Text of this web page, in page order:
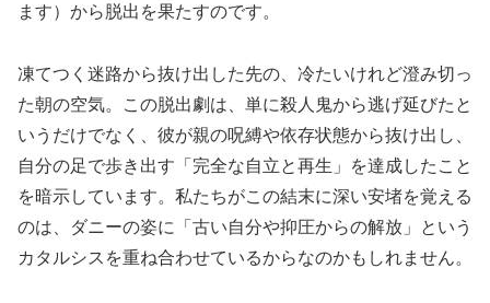
ます）から脱出を果たすのです。
凍てつく迷路から抜け出した先の、冷たいけれど澄み切っ
た朝の空気。この脱出劇は、単に殺人鬼から逃げ延びたと
いうだけでなく、彼が親の呪縛や依存状態から抜け出し、
自分の足で歩き出す「完全な自立と再生」を達成したこと
を暗示しています。私たちがこの結末に深い安堵を覚える
のは、ダニーの姿に「古い自分や抑圧からの解放」という
カタルシスを重ね合わせているからなのかもしれません。